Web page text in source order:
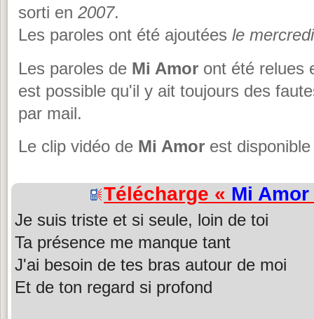
sorti en 2007.
Les paroles ont été ajoutées le
Les paroles de Mi Amor ont été relues
est possible qu'il y ait toujours des
par mail.
Le clip vidéo de Mi Amor est
Télécharge « Mi Amor
Je suis triste et si seule, loin de toi
Ta présence me manque tant
J'ai besoin de tes bras autour de moi
Et de ton regard si profond